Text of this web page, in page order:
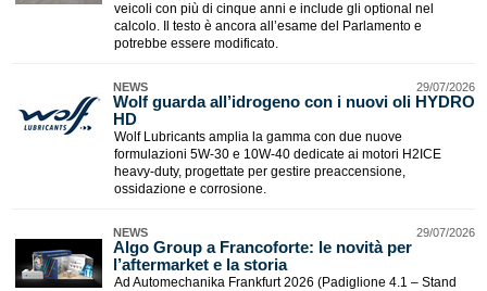
veicoli con più di cinque anni e include gli optional nel
calcolo. Il testo è ancora all’esame del Parlamento e
potrebbe essere modificato.
NEWS 29/07/2026
Wolf guarda all’idrogeno con i nuovi oli HYDRO
HD
Wolf Lubricants amplia la gamma con due nuove
formulazioni 5W-30 e 10W-40 dedicate ai motori H2ICE
heavy-duty, progettate per gestire preaccensione,
ossidazione e corrosione.
NEWS 29/07/2026
Algo Group a Francoforte: le novità per
l’aftermarket e la storia
Ad Automechanika Frankfurt 2026 (Padiglione 4.1 – Stand